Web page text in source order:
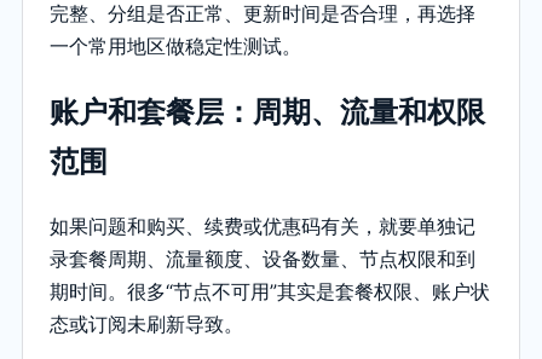
完整、分组是否正常、更新时间是否合理，再选择
一个常用地区做稳定性测试。
账户和套餐层：周期、流量和权限
范围
如果问题和购买、续费或优惠码有关，就要单独记
录套餐周期、流量额度、设备数量、节点权限和到
期时间。很多“节点不可用”其实是套餐权限、账户状
态或订阅未刷新导致。